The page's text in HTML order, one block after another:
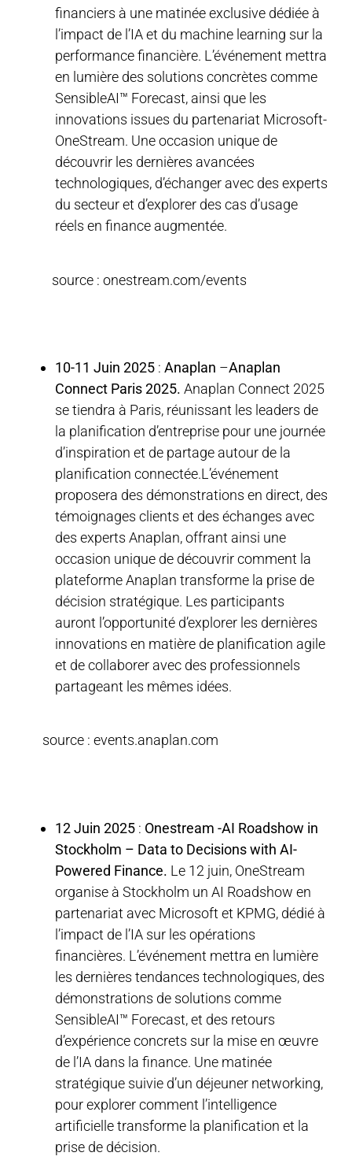
financiers à une matinée exclusive dédiée à
l’impact de l’IA et du machine learning sur la
performance financière. L’événement mettra
en lumière des solutions concrètes comme
SensibleAI™ Forecast, ainsi que les
innovations issues du partenariat Microsoft-
OneStream. Une occasion unique de
découvrir les dernières avancées
technologiques, d’échanger avec des experts
du secteur et d’explorer des cas d’usage
réels en finance augmentée.
source : onestream.com/events
10-11 Juin 2025 : Anaplan –Anaplan
Connect Paris 2025. Anaplan Connect 2025
se tiendra à Paris, réunissant les leaders de
la planification d’entreprise pour une journée
d’inspiration et de partage autour de la
planification connectée.L’événement
proposera des démonstrations en direct, des
témoignages clients et des échanges avec
des experts Anaplan, offrant ainsi une
occasion unique de découvrir comment la
plateforme Anaplan transforme la prise de
décision stratégique. Les participants
auront l’opportunité d’explorer les dernières
innovations en matière de planification agile
et de collaborer avec des professionnels
partageant les mêmes idées.
source : events.anaplan.com
12 Juin 2025 : Onestream -AI Roadshow in
Stockholm – Data to Decisions with AI-
Powered Finance. Le 12 juin, OneStream
organise à Stockholm un AI Roadshow en
partenariat avec Microsoft et KPMG, dédié à
l’impact de l’IA sur les opérations
financières. L’événement mettra en lumière
les dernières tendances technologiques, des
démonstrations de solutions comme
SensibleAI™ Forecast, et des retours
d’expérience concrets sur la mise en œuvre
de l’IA dans la finance. Une matinée
stratégique suivie d’un déjeuner networking,
pour explorer comment l’intelligence
artificielle transforme la planification et la
prise de décision.